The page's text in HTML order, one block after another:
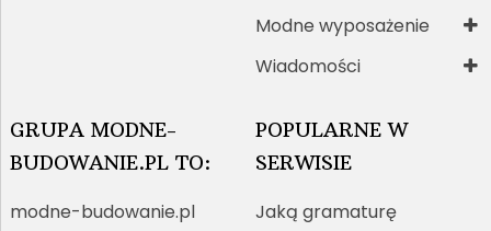
Modne wyposażenie
Wiadomości
GRUPA MODNE-
BUDOWANIE.PL TO:
modne-budowanie.pl
POPULARNE W
SERWISIE
Jaką gramaturę